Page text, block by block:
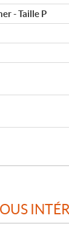
- Taille P